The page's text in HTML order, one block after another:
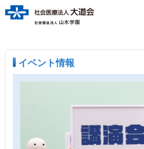
イベント情報